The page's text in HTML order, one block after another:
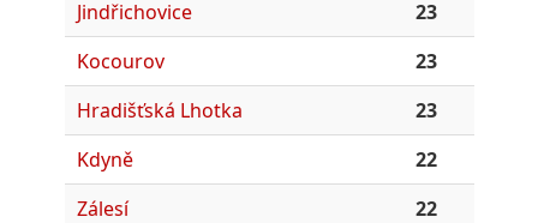
Jindřichovice
23
Kocourov
23
Hradišťská Lhotka
23
Kdyně
22
Zálesí
22